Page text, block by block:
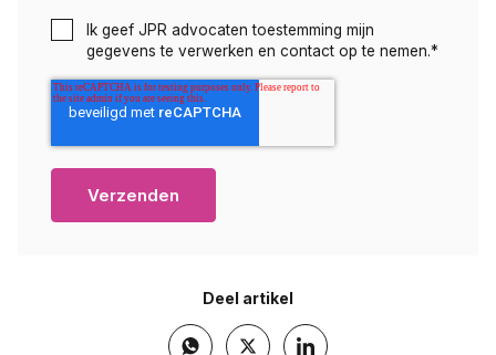
Ik geef JPR advocaten toestemming mijn
gegevens te verwerken en contact op te nemen.*
Deel artikel